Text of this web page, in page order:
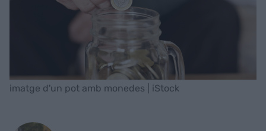
imatge d'un pot amb monedes | iStock